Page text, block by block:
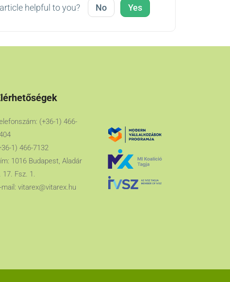
helpful to you? No Yes
(+36-1) 466-
1) 466-7132
1016 Budapest, Aladár
17. Fsz. 1.
mail: vitarex@vitarex.hu